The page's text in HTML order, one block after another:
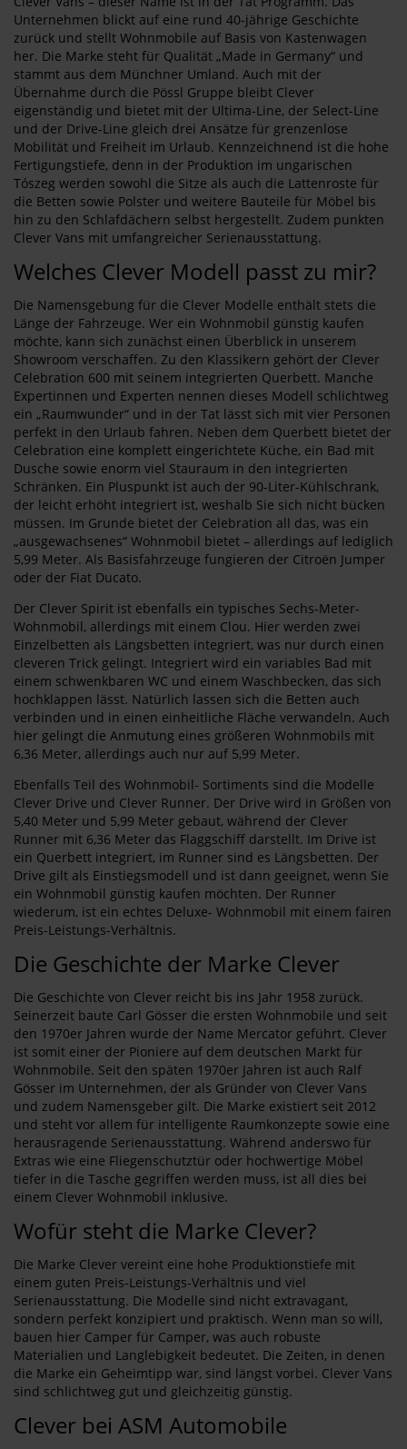
Unternehmen blickt auf eine rund 40-jährige Geschichte
zurück und stellt Wohnmobile auf Basis von Kastenwagen
her. Die Marke steht für Qualität „Made in Germany“ und
stammt aus dem Münchner Umland. Auch mit der
Übernahme durch die Pössl Gruppe bleibt Clever
eigenständig und bietet mit der Ultima-Line, der Select-Line
und der Drive-Line gleich drei Ansätze für grenzenlose
Mobilität und Freiheit im Urlaub. Kennzeichnend ist die hohe
Fertigungstiefe, denn in der Produktion im ungarischen
Tószeg werden sowohl die Sitze als auch die Lattenroste für
die Betten sowie Polster und weitere Bauteile für Möbel bis
hin zu den Schlafdächern selbst hergestellt. Zudem punkten
Clever Vans mit umfangreicher Serienausstattung.
Welches Clever Modell passt zu mir?
Die Namensgebung für die Clever Modelle enthält stets die
Länge der Fahrzeuge. Wer ein Wohnmobil günstig kaufen
möchte, kann sich zunächst einen Überblick in unserem
Showroom verschaffen. Zu den Klassikern gehört der Clever
Celebration 600 mit seinem integrierten Querbett. Manche
Expertinnen und Experten nennen dieses Modell schlichtweg
ein „Raumwunder“ und in der Tat lässt sich mit vier Personen
perfekt in den Urlaub fahren. Neben dem Querbett bietet der
Celebration eine komplett eingerichtete Küche, ein Bad mit
Dusche sowie enorm viel Stauraum in den integrierten
Schränken. Ein Pluspunkt ist auch der 90-Liter-Kühlschrank,
der leicht erhöht integriert ist, weshalb Sie sich nicht bücken
müssen. Im Grunde bietet der Celebration all das, was ein
„ausgewachsenes“ Wohnmobil bietet – allerdings auf lediglich
5,99 Meter. Als Basisfahrzeuge fungieren der Citroën Jumper
oder der Fiat Ducato.
Der Clever Spirit ist ebenfalls ein typisches Sechs-Meter-
Wohnmobil, allerdings mit einem Clou. Hier werden zwei
Einzelbetten als Längsbetten integriert, was nur durch einen
cleveren Trick gelingt. Integriert wird ein variables Bad mit
einem schwenkbaren WC und einem Waschbecken, das sich
hochklappen lässt. Natürlich lassen sich die Betten auch
verbinden und in einen einheitliche Fläche verwandeln. Auch
hier gelingt die Anmutung eines größeren Wohnmobils mit
6,36 Meter, allerdings auch nur auf 5,99 Meter.
Ebenfalls Teil des Wohnmobil- Sortiments sind die Modelle
Clever Drive und Clever Runner. Der Drive wird in Größen von
5,40 Meter und 5,99 Meter gebaut, während der Clever
Runner mit 6,36 Meter das Flaggschiff darstellt. Im Drive ist
ein Querbett integriert, im Runner sind es Längsbetten. Der
Drive gilt als Einstiegsmodell und ist dann geeignet, wenn Sie
ein Wohnmobil günstig kaufen möchten. Der Runner
wiederum, ist ein echtes Deluxe- Wohnmobil mit einem fairen
Preis-Leistungs-Verhältnis.
Die Geschichte der Marke Clever
Die Geschichte von Clever reicht bis ins Jahr 1958 zurück.
Seinerzeit baute Carl Gösser die ersten Wohnmobile und seit
den 1970er Jahren wurde der Name Mercator geführt. Clever
ist somit einer der Pioniere auf dem deutschen Markt für
Wohnmobile. Seit den späten 1970er Jahren ist auch Ralf
Gösser im Unternehmen, der als Gründer von Clever Vans
und zudem Namensgeber gilt. Die Marke existiert seit 2012
und steht vor allem für intelligente Raumkonzepte sowie eine
herausragende Serienausstattung. Während anderswo für
Extras wie eine Fliegenschutztür oder hochwertige Möbel
tiefer in die Tasche gegriffen werden muss, ist all dies bei
einem Clever Wohnmobil inklusive.
Wofür steht die Marke Clever?
Die Marke Clever vereint eine hohe Produktionstiefe mit
einem guten Preis-Leistungs-Verhältnis und viel
Serienausstattung. Die Modelle sind nicht extravagant,
sondern perfekt konzipiert und praktisch. Wenn man so will,
bauen hier Camper für Camper, was auch robuste
Materialien und Langlebigkeit bedeutet. Die Zeiten, in denen
die Marke ein Geheimtipp war, sind längst vorbei. Clever Vans
sind schlichtweg gut und gleichzeitig günstig.
Clever bei ASM Automobile